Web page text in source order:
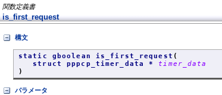
関数定義書
is_first_request
構文
static gboolean is_first_request (
struct pppcp_timer_data * timer_data
)
パラメータ